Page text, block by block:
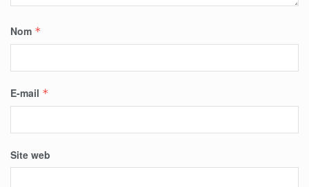
Nom *
E-mail *
Site web